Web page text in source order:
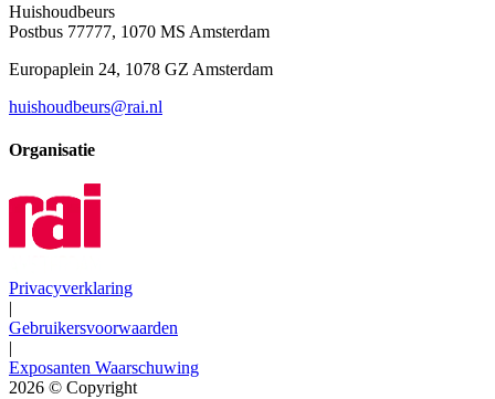
Huishoudbeurs
Postbus 77777, 1070 MS Amsterdam
Europaplein 24, 1078 GZ Amsterdam
huishoudbeurs@rai.nl
Organisatie
Privacyverklaring
|
Gebruikersvoorwaarden
|
Exposanten Waarschuwing
2026 © Copyright